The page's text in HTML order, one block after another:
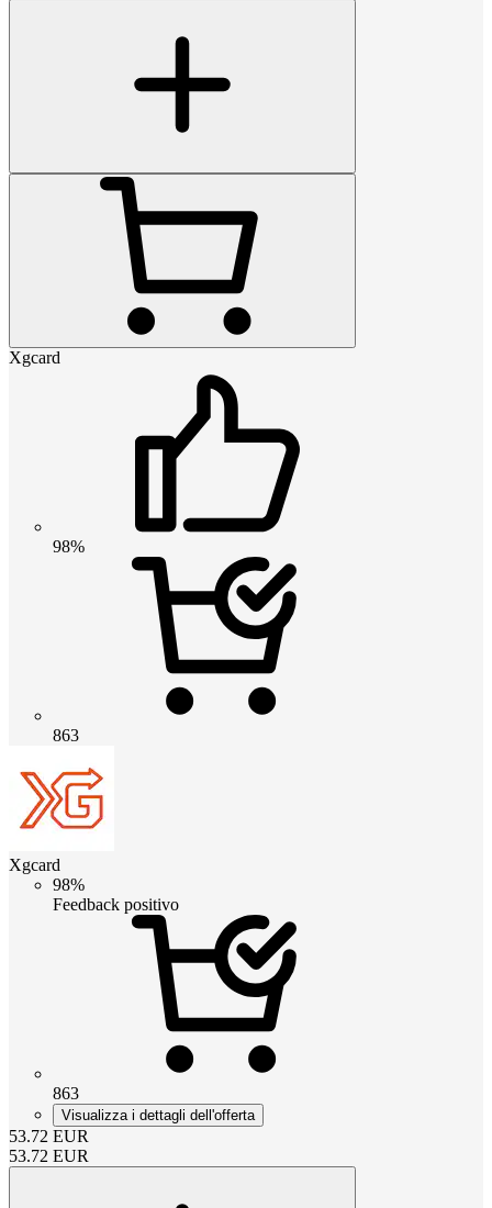
Xgcard
98%
863
Xgcard
98%
Feedback positivo
863
Visualizza i dettagli dell'offerta
53.72 EUR
53.72 EUR